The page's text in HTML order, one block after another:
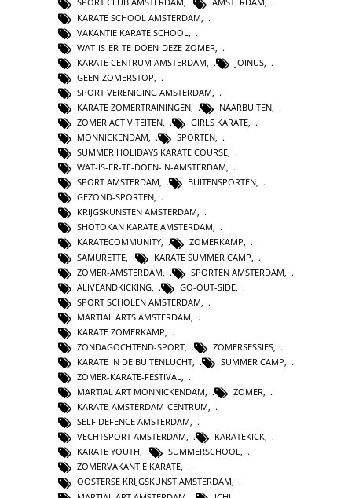
KARATE SCHOOL AMSTERDAM
VAKANTIE KARATE SCHOOL
WAT-IS-ER-TE-DOEN-DEZE-ZOMER
KARATE CENTRUM AMSTERDAM
JOINUS
GEEN-ZOMERSTOP
SPORT VERENIGING AMSTERDAM
KARATE ZOMERTRAININGEN
NAARBUITEN
ZOMER ACTIVITEITEN
GIRLS KARATE
MONNICKENDAM, SPORTEN,
SUMMER HOLIDAYS KARATE COURSE,
WAT-IS-ER-TE-DOEN-IN-AMSTERDAM,
SPORT AMSTERDAM, BUITENSPORTEN,
GEZOND-SPORTEN,
KRIJGSKUNSTEN AMSTERDAM,
SHOTOKAN KARATE AMSTERDAM,
KARATECOMMUNITY, ZOMERKAMP,
SAMURETTE
KARATE SUMMER CAMP
ZOMER-AMSTERDAM
SPORTEN AMSTERDAM
ALIVEANDKICKING
GO-OUT-SIDE
SPORT SCHOLEN AMSTERDAM
MARTIAL ARTS AMSTERDAM
KARATE ZOMERKAMP
ZONDAGOCHTEND-SPORT
ZOMERSESSIES
KARATE IN DE BUITENLUCHT
SUMMER CAMP
ZOMER-KARATE-FESTIVAL,
MARTIAL ART MONNICKENDAM, ZOMER,
KARATE-AMSTERDAM-CENTRUM,
SELF DEFENCE AMSTERDAM,
VECHTSPORT AMSTERDAM, KARATEKICK,
KARATE YOUTH, SUMMERSCHOOL,
ZOMERVAKANTIE KARATE,
OOSTERSE KRIJGSKUNST AMSTERDAM,